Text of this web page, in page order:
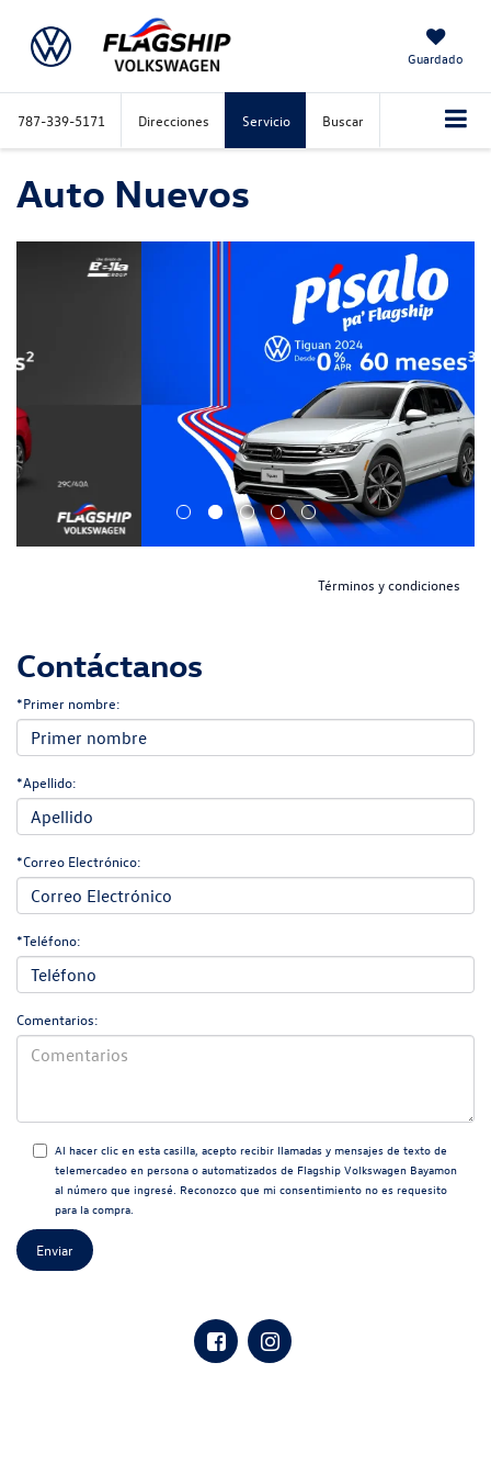
Guardado
787-339-5171 Direcciones Servicio Buscar
Auto Nuevos
Términos y condiciones
Contáctanos
*Primer nombre:
*Apellido:
*Correo Electrónico:
*Teléfono:
Comentarios:
Al hacer clic en esta casilla, acepto recibir llamadas y mensajes de texto de
telemercadeo en persona o automatizados de Flagship Volkswagen Bayamon
al número que ingresé. Reconozco que mi consentimiento no es requesito
para la compra.